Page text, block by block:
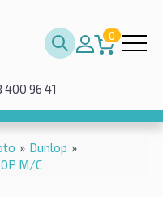
0
96 41
» Dunlop »
M/C